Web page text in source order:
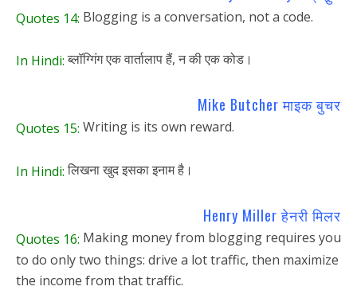
Quotes 14: Blogging is a conversation, not a code.
In Hindi:ब्लॉग्गिंग एक वार्तालाप हैं, न की एक कोड।
Mike Butcher माइक बुचर
Quotes 15: Writing is its own reward.
In Hindi:लिखना खुद इसका इनाम है।
Henry Miller हेनरी मिलर
Quotes 16: Making money from blogging requires you
to do only two things: drive a lot traffic, then maximize
the income from that traffic.